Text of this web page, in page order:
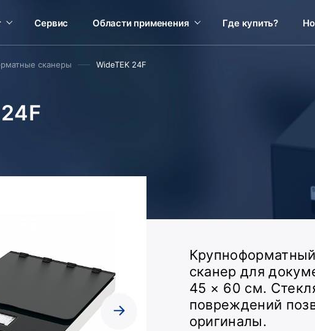
Сервис Области применения Где купить?
сканеры WideTEK 24F
сканер для
45 × 60 см.
повреждений
оригиналы.